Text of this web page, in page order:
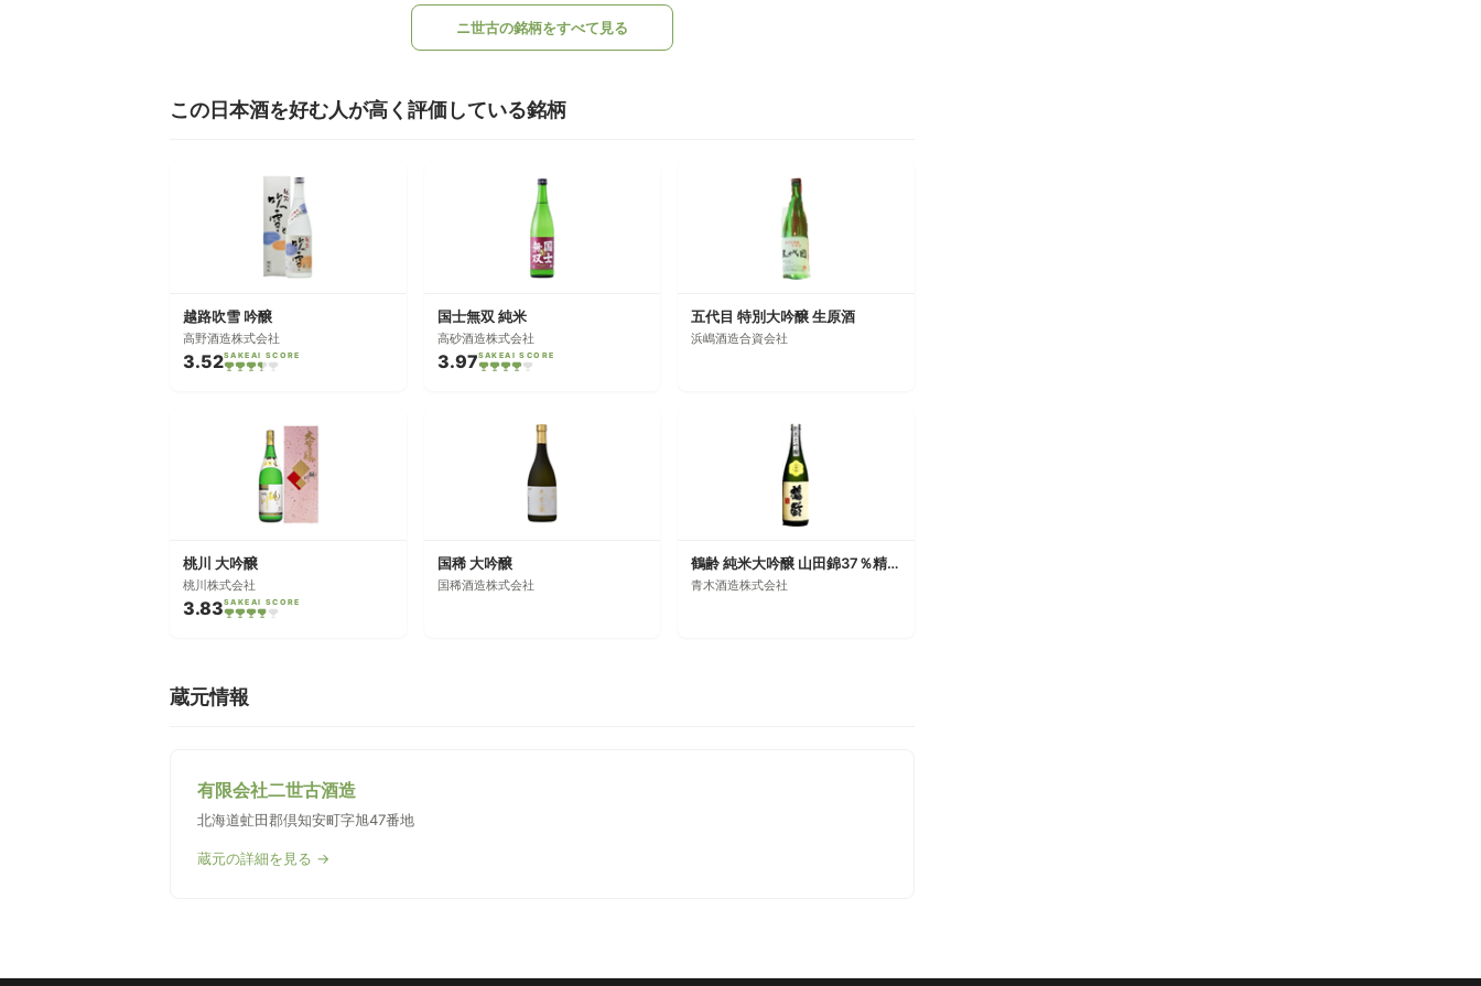
ニ世古の銘柄をすべて見る
この日本酒を好む人が高く評価している銘柄
越路吹雪 吟醸
高野酒造株式会社
3.52SAKEAI SCORE
国士無双 純米
高砂酒造株式会社
3.97SAKEAI SCORE
五代目 特別大吟醸 生原酒
浜嶋酒造合資会社
桃川 大吟醸
桃川株式会社
3.83SAKEAI SCORE
国稀 大吟醸
国稀酒造株式会社
鶴齢 純米大吟醸 山田錦37％精米
青木酒造株式会社
蔵元情報
有限会社二世古酒造
北海道虻田郡倶知安町字旭47番地
蔵元の詳細を見る →